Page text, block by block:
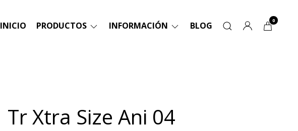
INICIO PRODUCTOS INFORMACIÓN BLOG 0
Tr Xtra Size Ani 04